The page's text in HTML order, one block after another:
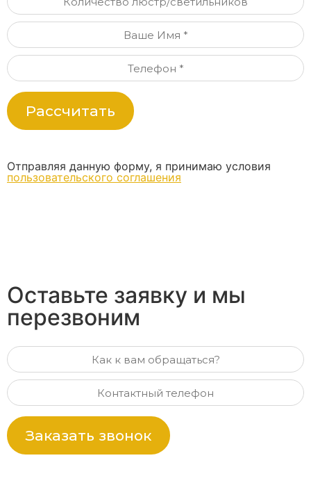
Рассчитать
Отправляя данную форму, я принимаю условия
пользовательского соглашения
Оставьте заявку и мы
перезвоним
Заказать звонок